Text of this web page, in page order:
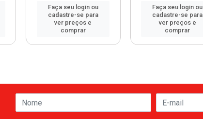
Faça seu login ou
cadastre-se para
ver preços e
comprar
Faça seu login ou
cadastre-se para
ver preços e
comprar